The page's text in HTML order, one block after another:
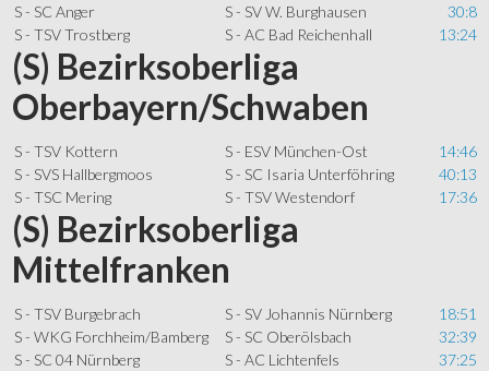
S - SC Anger
S - SV W. Burghausen
30:8
S - TSV Trostberg
S - AC Bad Reichenhall 13:24
(S) Bezirksoberliga
Oberbayern/Schwaben
S - TSV Kottern S - ESV München-Ost
14:46
S - SVS Hallbergmoos
S - SC Isaria Unterföhring
40:13
S - TSC Mering
S - TSV Westendorf 17:36
(S) Bezirksoberliga
Mittelfranken
S - TSV Burgebrach S - SV Johannis Nürnberg
18:51
S - WKG Forchheim/Bamberg
S - SC Oberölsbach
32:39
S - SC 04 Nürnberg
S - AC Lichtenfels
37:25